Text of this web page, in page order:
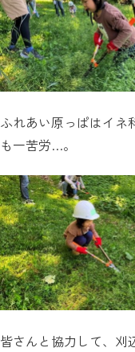
ふれあい原っぱはイネ
も一苦労…。
皆さんと協力して、刈